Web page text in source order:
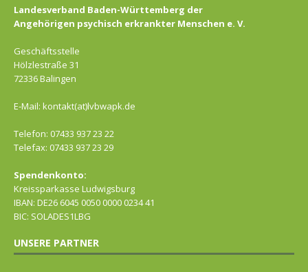
Landesverband Baden-Württemberg der
Angehörigen psychisch erkrankter Menschen e. V.
Geschäftsstelle
Hölzlestraße 31
72336 Balingen
E-Mail: kontakt(at)lvbwapk.de
Telefon: 07433 937 23 22
Telefax: 07433 937 23 29
Spendenkonto:
Kreissparkasse Ludwigsburg
IBAN: DE26 6045 0050 0000 0234 41
BIC: SOLADES1LBG
UNSERE PARTNER